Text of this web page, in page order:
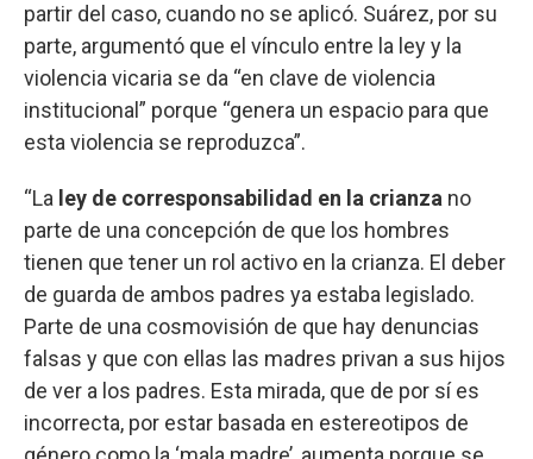
partir del caso, cuando no se aplicó. Suárez, por su
parte, argumentó que el vínculo entre la ley y la
violencia vicaria se da “en clave de violencia
institucional” porque “genera un espacio para que
esta violencia se reproduzca”.
“La ley de corresponsabilidad en la crianza no
parte de una concepción de que los hombres
tienen que tener un rol activo en la crianza. El deber
de guarda de ambos padres ya estaba legislado.
Parte de una cosmovisión de que hay denuncias
falsas y que con ellas las madres privan a sus hijos
de ver a los padres. Esta mirada, que de por sí es
incorrecta, por estar basada en estereotipos de